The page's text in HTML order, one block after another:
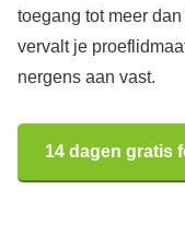
toegang tot meer
vervalt je
nergens aan vast.
14 dagen gratis